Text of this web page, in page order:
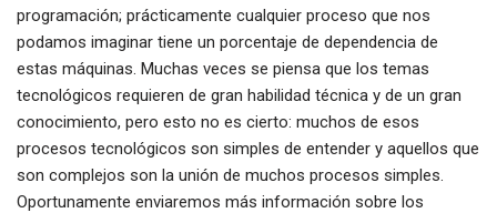
programación; prácticamente cualquier proceso que nos
podamos imaginar tiene un porcentaje de dependencia de
estas máquinas. Muchas veces se piensa que los temas
tecnológicos requieren de gran habilidad técnica y de un gran
conocimiento, pero esto no es cierto: muchos de esos
procesos tecnológicos son simples de entender y aquellos que
son complejos son la unión de muchos procesos simples.
Oportunamente enviaremos más información sobre los